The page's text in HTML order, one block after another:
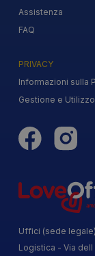
Assistenza
FAQ
PRIVACY
Informazioni sulla
Gestione e
Uffici (sede
Logistica - Via dell